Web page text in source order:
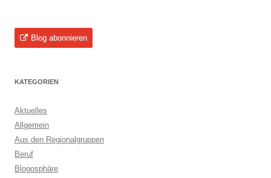
Blog abonnieren
KATEGORIEN
Aktuelles
Allgemein
Aus den Regionalgruppen
Beruf
Blogosphäre